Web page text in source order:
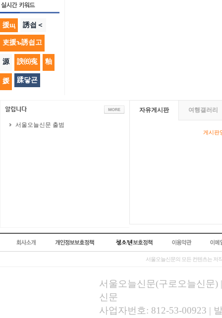
援щ 誘쇱＜
吏援ъ誘쇱고
源 諛⑹寃 釉
媛 蹂닿굔
서울오늘신문 출범
자유게시판 여행갤러리
게시판
서울오늘신문의 모든 컨텐츠는 저
서울오늘신문(구로오늘신문)
신문
사업자번호: 812-53-00923 |